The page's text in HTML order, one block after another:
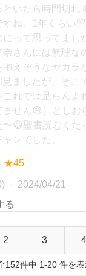
といたら時間切れ
すね。1年くらい
にって思ってまし
奈さんには無理な
抱えそうなヤカラ
ましたが、そこ
これでは足らんよ
ません😅）としお
〜😃聖書読むくだ
ンでした。
★45
2024/04/21
2 3 4
152件中 1-20 件を表